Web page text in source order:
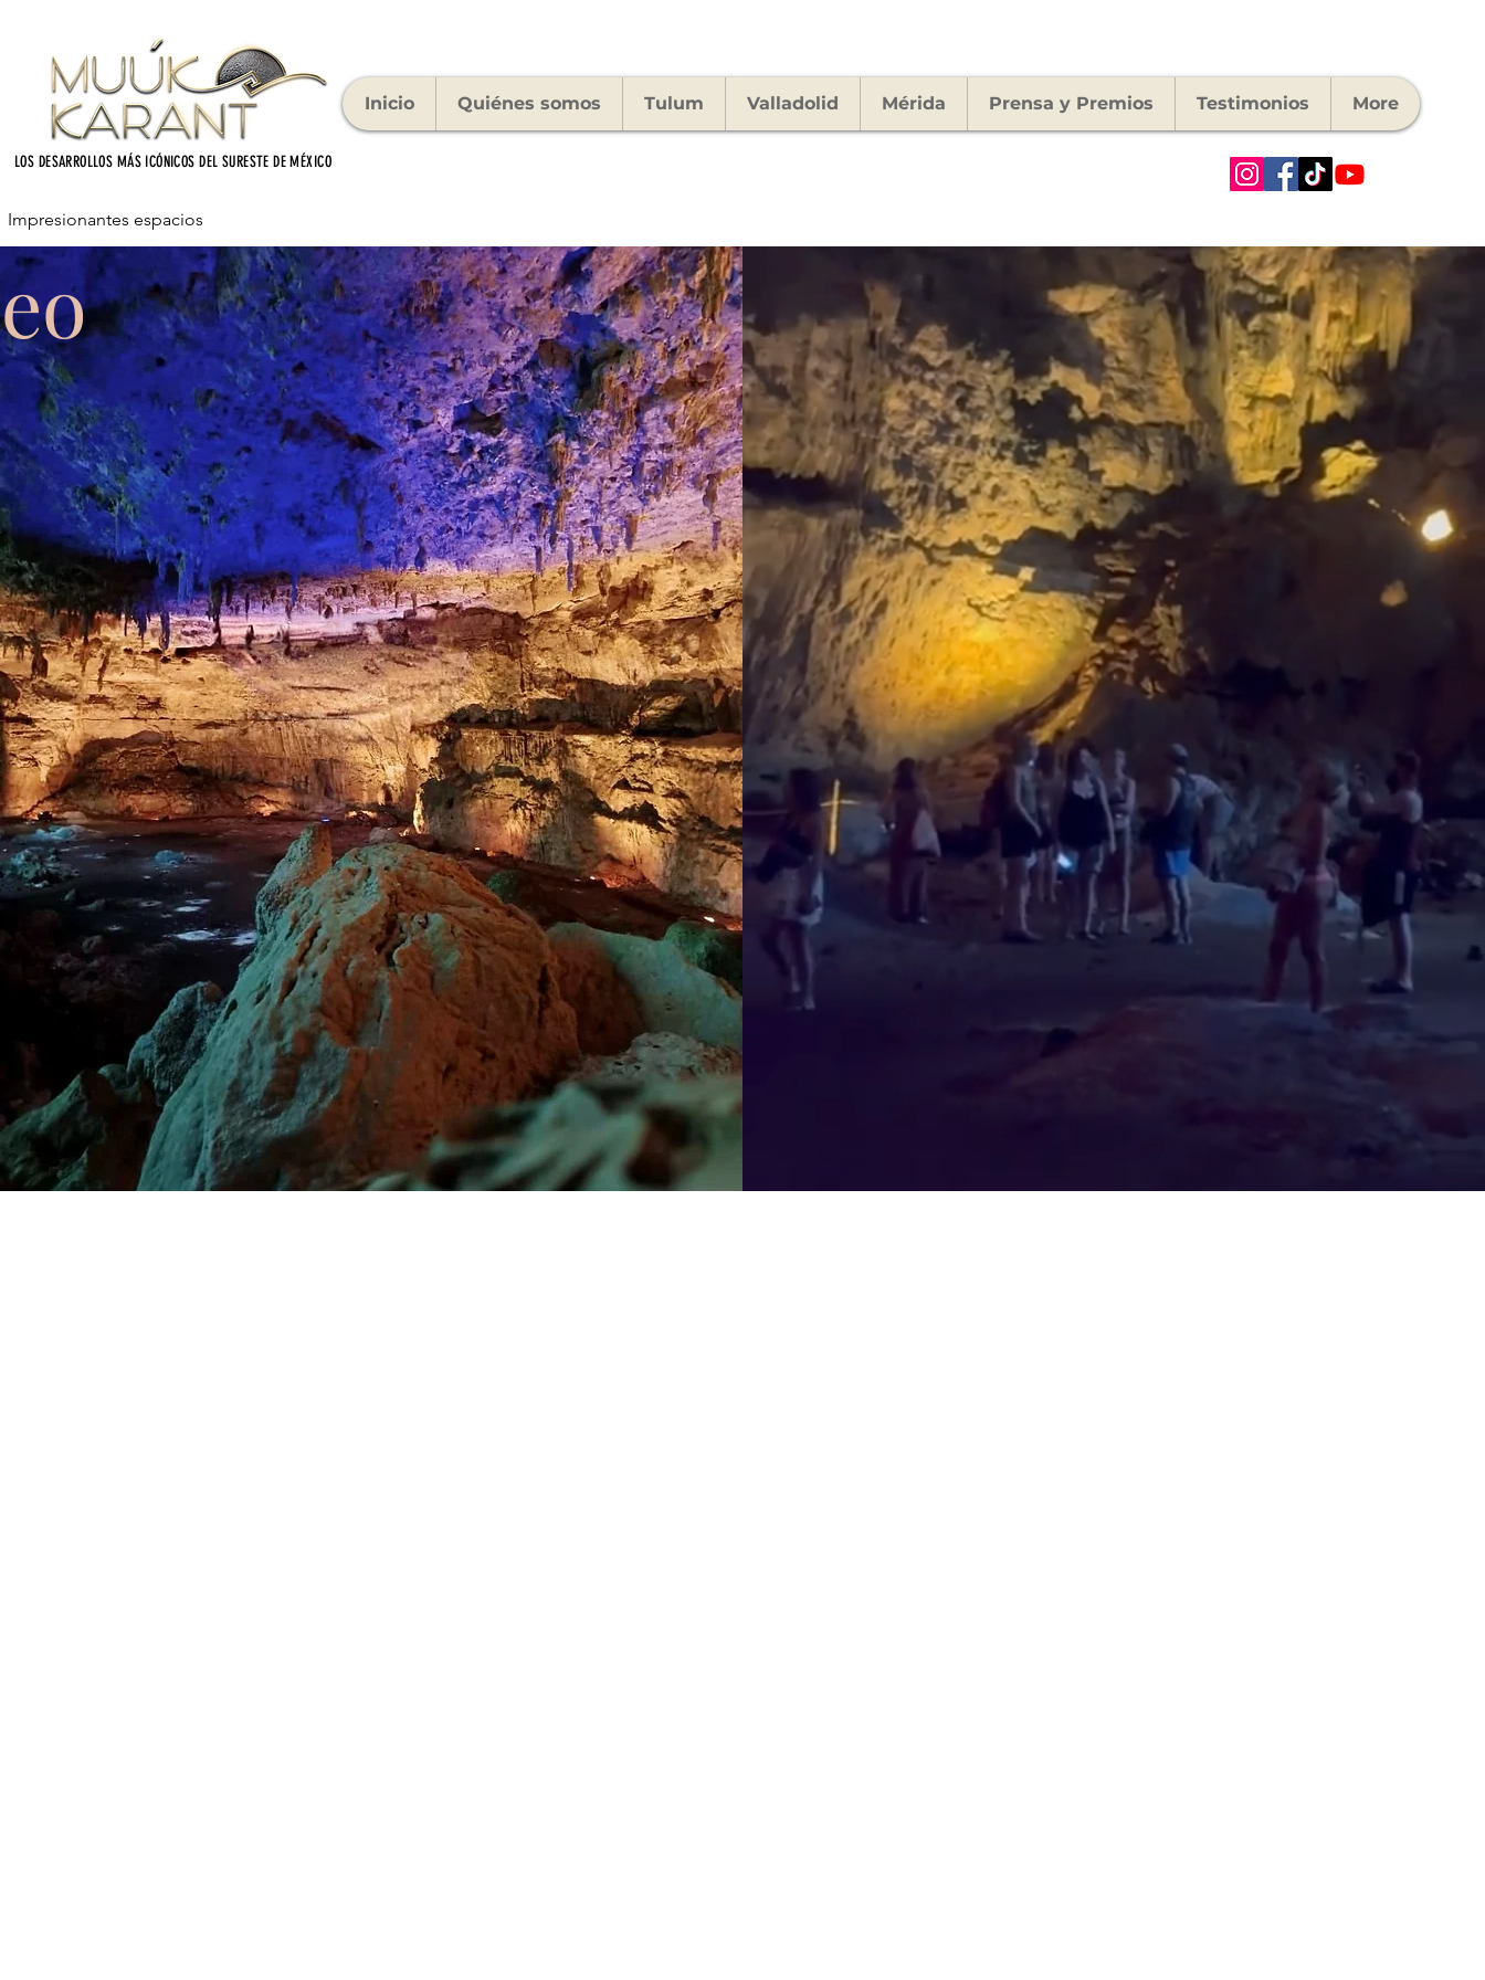
LOS DESARROLLOS MÁS ICÓNICOS DEL SURESTE DE MÉXICO
Inicio Quiénes somos Tulum Valladolid Mérida Prensa y Premios Testimonios More
Impresionantes espacios